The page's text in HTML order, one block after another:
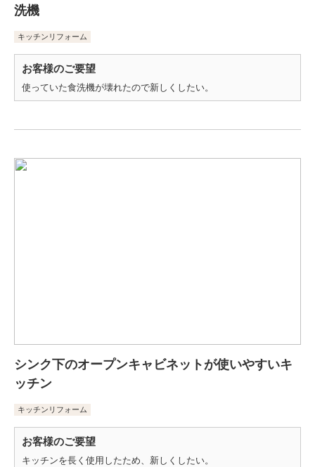
洗機
キッチンリフォーム
お客様のご要望
使っていた食洗機が壊れたので新しくしたい。
シンク下のオープンキャビネットが使いやすいキ
ッチン
キッチンリフォーム
お客様のご要望
キッチンを長く使用したため、新しくしたい。